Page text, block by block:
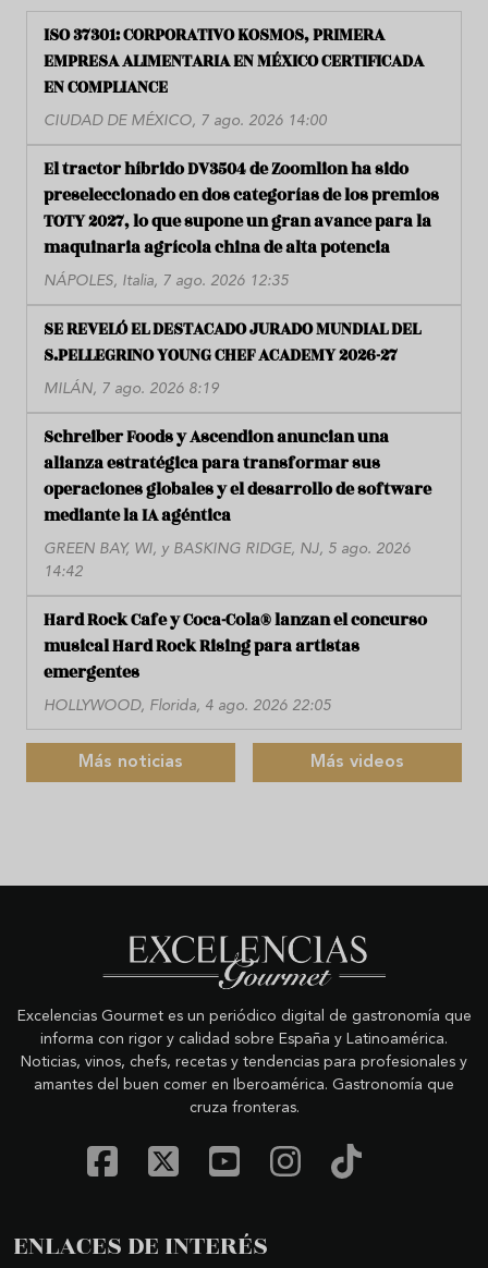
ISO 37301: CORPORATIVO KOSMOS, PRIMERA
EMPRESA ALIMENTARIA EN MÉXICO CERTIFICADA
EN COMPLIANCE
CIUDAD DE MÉXICO, 7 ago. 2026 14:00
El tractor híbrido DV3504 de Zoomlion ha sido
preseleccionado en dos categorías de los premios
TOTY 2027, lo que supone un gran avance para la
maquinaria agrícola china de alta potencia
NÁPOLES, Italia, 7 ago. 2026 12:35
SE REVELÓ EL DESTACADO JURADO MUNDIAL DEL
S.PELLEGRINO YOUNG CHEF ACADEMY 2026-27
MILÁN, 7 ago. 2026 8:19
Schreiber Foods y Ascendion anuncian una
alianza estratégica para transformar sus
operaciones globales y el desarrollo de software
mediante la IA agéntica
GREEN BAY, WI, y BASKING RIDGE, NJ, 5 ago. 2026
14:42
Hard Rock Cafe y Coca-Cola® lanzan el concurso
musical Hard Rock Rising para artistas
emergentes
HOLLYWOOD, Florida, 4 ago. 2026 22:05
Más noticias Más videos
Excelencias Gourmet es un periódico digital de gastronomía que
informa con rigor y calidad sobre España y Latinoamérica.
Noticias, vinos, chefs, recetas y tendencias para profesionales y
amantes del buen comer en Iberoamérica. Gastronomía que
cruza fronteras.
ENLACES DE INTERÉS